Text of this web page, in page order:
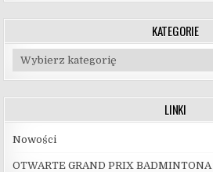
KATEGORIE
Kategorie
LINKI
Nowości
OTWARTE GRAND PRIX BADMINTONA